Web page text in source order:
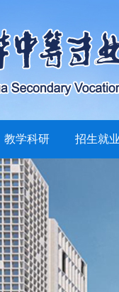
教学科研 招生就